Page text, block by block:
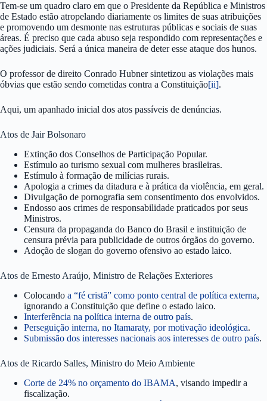
Tem-se um quadro claro em que o Presidente da República e Ministros
de Estado estão atropelando diariamente os limites de suas atribuições
e promovendo um desmonte nas estruturas públicas e sociais de suas
áreas. É preciso que cada abuso seja respondido com representações e
ações judiciais. Será a única maneira de deter esse ataque dos hunos.
O professor de direito Conrado Hubner sintetizou as violações mais
óbvias que estão sendo cometidas contra a Constituição[ii].
Aqui, um apanhado inicial dos atos passíveis de denúncias.
Atos de Jair Bolsonaro
Extinção dos Conselhos de Participação Popular.
Estímulo ao turismo sexual com mulheres brasileiras.
Estímulo à formação de milícias rurais.
Apologia a crimes da ditadura e à prática da violência, em geral.
Divulgação de pornografia sem consentimento dos envolvidos.
Endosso aos crimes de responsabilidade praticados por seus
Ministros.
Censura da propaganda do Banco do Brasil e instituição de
censura prévia para publicidade de outros órgãos do governo.
Adoção de slogan do governo ofensivo ao estado laico.
Atos de Ernesto Araújo, Ministro de Relações Exteriores
Colocando a “fé cristã” como ponto central de política externa,
ignorando a Constituição que define o estado laico.
Interferência na política interna de outro país.
Perseguição interna, no Itamaraty, por motivação ideológica.
Submissão dos interesses nacionais aos interesses de outro país.
Atos de Ricardo Salles, Ministro do Meio Ambiente
Corte de 24% no orçamento do IBAMA, visando impedir a
fiscalização.